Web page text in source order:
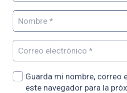
Guarda mi nombre, correo
este navegador para la